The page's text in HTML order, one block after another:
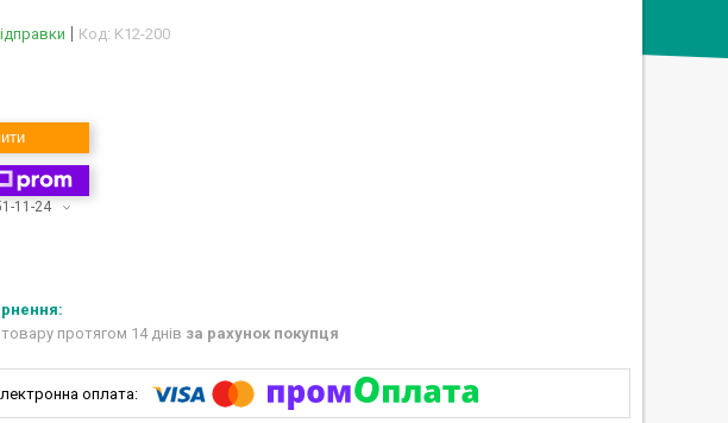
Код: K12-200
11-24
протягом 14 днів за рахунок покупця